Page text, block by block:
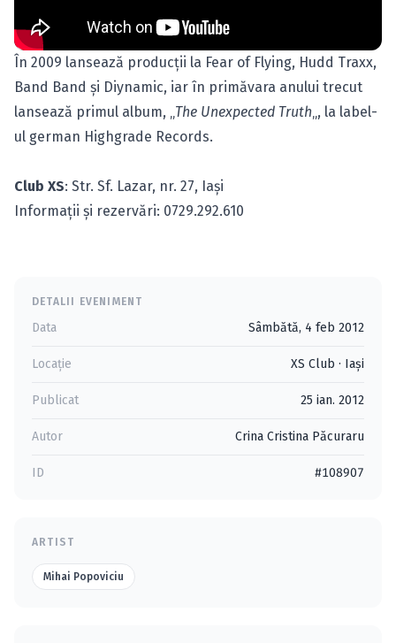
În 2009 lansează producţii la Fear of Flying, Hudd Traxx,
Band Band şi Diynamic, iar în primăvara anului trecut
lansează primul album, „The Unexpected Truth„, la label-
ul german Highgrade Records.
Club XS: Str. Sf. Lazar, nr. 27, Iaşi
Informaţii şi rezervări: 0729.292.610
DETALII EVENIMENT
Data Sâmbătă, 4 feb 2012
Locație XS Club · Iaşi
Publicat 25 ian. 2012
Autor Crina Cristina Păcuraru
ID #108907
ARTIST
Mihai Popoviciu